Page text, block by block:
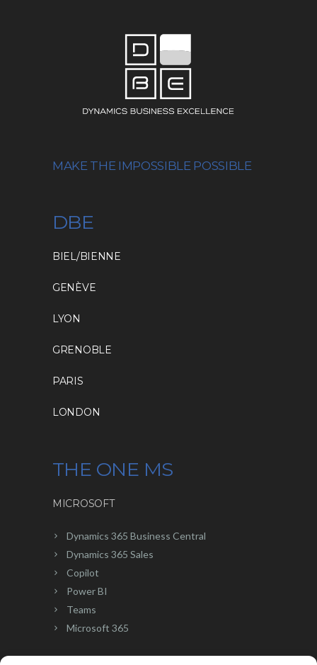
MAKE THE IMPOSSIBLE POSSIBLE
DBE
BIEL/BIENNE
GENÈVE
LYON
GRENOBLE
PARIS
LONDON
THE ONE MS
MICROSOFT
Dynamics 365 Business Central
Dynamics 365 Sales
Copilot
Power BI
Teams
Microsoft 365